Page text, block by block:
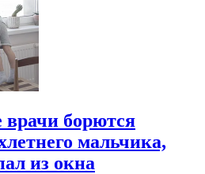
врачи борются
мальчика,
из окна